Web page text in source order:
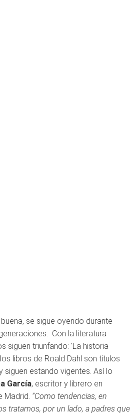
se sigue oyendo durante
Con la literatura
siguen triunfando: 'La historia
libros de Roald Dahl son títulos
siguen estando vigentes. Así lo
García, escritor y librero en
Madrid. “Como tendencias, en
tratamos, por un lado, a padres que